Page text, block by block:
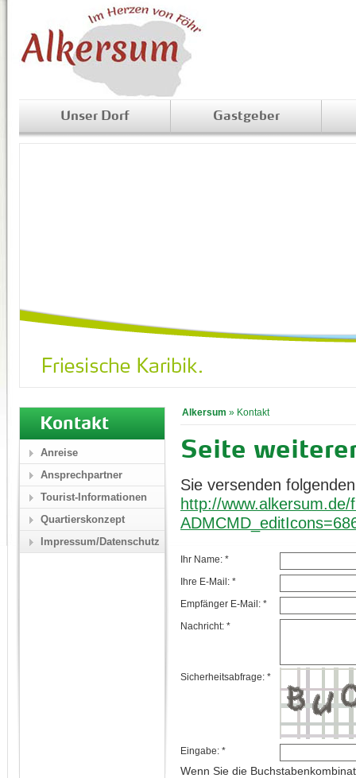
Unser Dorf Gastgeber
Alkersum » Kontakt
Seite
Sie versenden
http://
Ihr Name: *
Ihre E-Mail: *
Empfänger E-Mail: *
Nachricht: *
Sicherheitsabfrage: *
Eingabe: *
Wenn Sie die
Kontakt
Anreise
Ansprechpartner
Tourist-Informationen
Quartierskonzept
Impressum/Datenschutz